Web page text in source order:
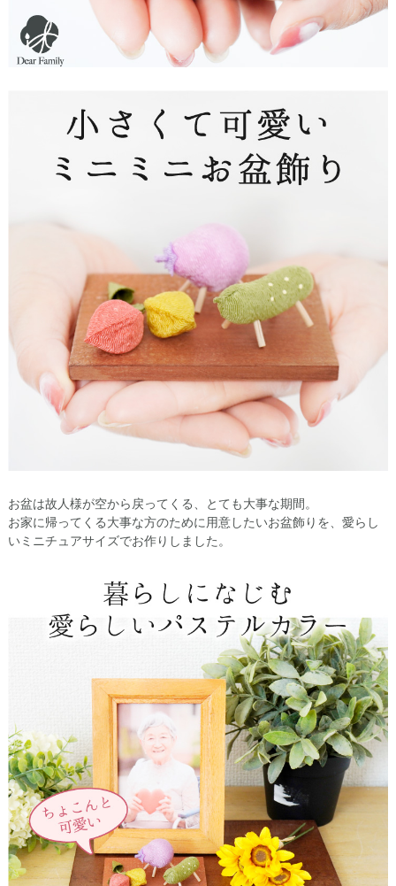
お盆は故人様が空から戻ってくる、とても大事な期間。
お家に帰ってくる大事な方のために用意したいお盆飾りを、愛らし
いミニチュアサイズでお作りしました。